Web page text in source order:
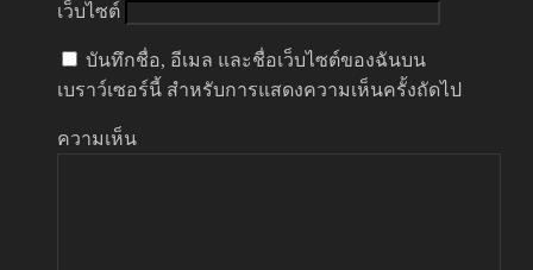
เว็บไซต์
บันทึกชื่อ, อีเมล และชื่อเว็บไซต์ของฉันบน
เบราว์เซอร์นี้ สำหรับการแสดงความเห็นครั้งถัดไป
ความเห็น